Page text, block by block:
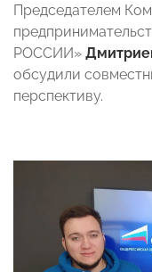
Председателем
РОССИИ»
обсудили
перспективу.